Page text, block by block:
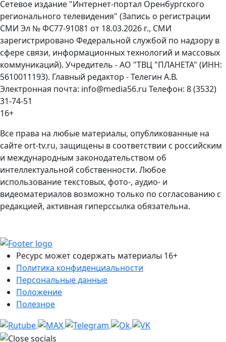
Сетевое издание "Интернет-портал Оренбургского
регионального телевидения" (Запись о регистрации
СМИ Эл № ФС77-91081 от 18.03.2026 г., СМИ
зарегистрировано Федеральной службой по надзору в
сфере связи, информационных технологий и массовых
коммуникаций). Учредитель - АО "ТВЦ "ПЛАНЕТА" (ИНН:
5610011193). Главный редактор - Телегин А.В.
Электронная почта: info@media56.ru Телефон: 8 (3532)
31-74-51
16+
Все права на любые материалы, опубликованные на
сайте ort-tv.ru, защищены в соответствии с российским
и международным законодательством об
интеллектуальной собственности. Любое
использование текстовых, фото-, аудио- и
видеоматериалов возможно только по согласованию с
редакцией, активная гиперссылка обязательна.
Ресурс может содержать материалы 16+
Политика конфиденциальности
Персональные данные
Положение
Полезное